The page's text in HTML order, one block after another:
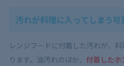
汚れが料理に入ってしまう可
レンジフードに付着した汚れが、
ります。油汚れのほか、 付着したホ